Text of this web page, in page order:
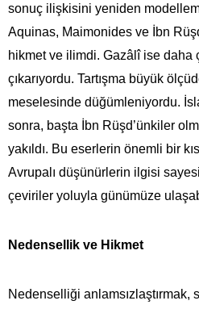
sonuç ilişkisini yeniden
Aquinas, Maimonides ve İbn
hikmet ve ilimdi. Gazâlî ise daha
çıkarıyordu. Tartışma büyük
meselesinde düğümleniyordu.
sonra, başta İbn Rüşd’ünkiler
yakıldı. Bu eserlerin önemli bir
Avrupalı düşünürlerin ilgisi
çeviriler yoluyla günümüze
Nedensellik ve Hikmet
Nedenselliği anlamsızlaştırmak,